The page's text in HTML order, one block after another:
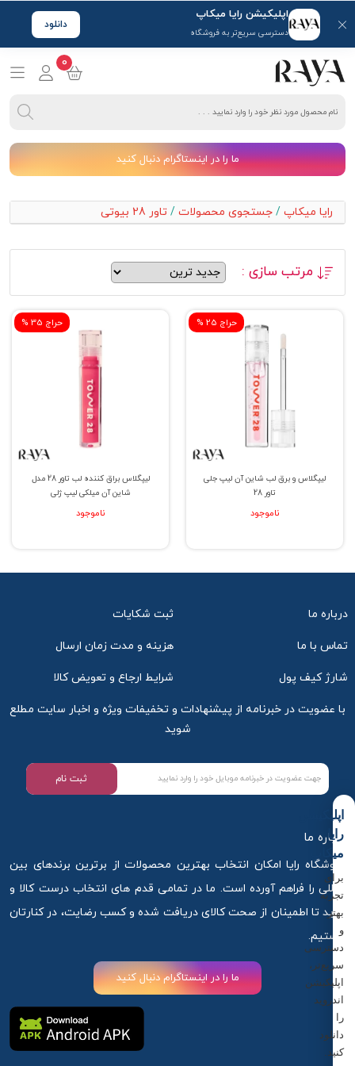
اپلیکیشن رایا میکاپ
دسترسی سریع‌تر به فروشگاه
دانلود
0
ما را در اینستاگرام دنبال کنید
رایا میکاپ / جستجوی محصولات / تاور 28 بیوتی
مرتب سازی :
% حراج 25
لیپگلاس و برق لب شاین آن لیپ جلی
تاور 28
ناموجود
% حراج 35
لیپگلاس براق کننده لب تاور 28 مدل
شاین آن میلکی لیپ ژلی
ناموجود
درباره ما ثبت شکایات
تماس با ما هزینه و مدت زمان ارسال
شارژ کیف پول شرایط ارجاع و تعویض کالا
با عضویت در خبرنامه از پیشنهادات و تخفیفات ویژه و اخبار سایت مطلع
شوید
ثبت نام
درباره ما
فروشگاه رایا امکان انتخاب بهترین محصولات از برترین برندهای بین
المللی را فراهم آورده است. ما در تمامی قدم های انتخاب درست کالا و
خرید تا اطمینان از صحت کالای دریافت شده و کسب رضایت، در کنارتان
هستیم.
ما را در اینستاگرام دنبال کنید
اپلیکیشن
رایا
میکاپ
برای
تجربه
بهتر
و
دسترسی
سریع‌تر،
اپلیکیشن
اندروید
را
دانلود
کنید.